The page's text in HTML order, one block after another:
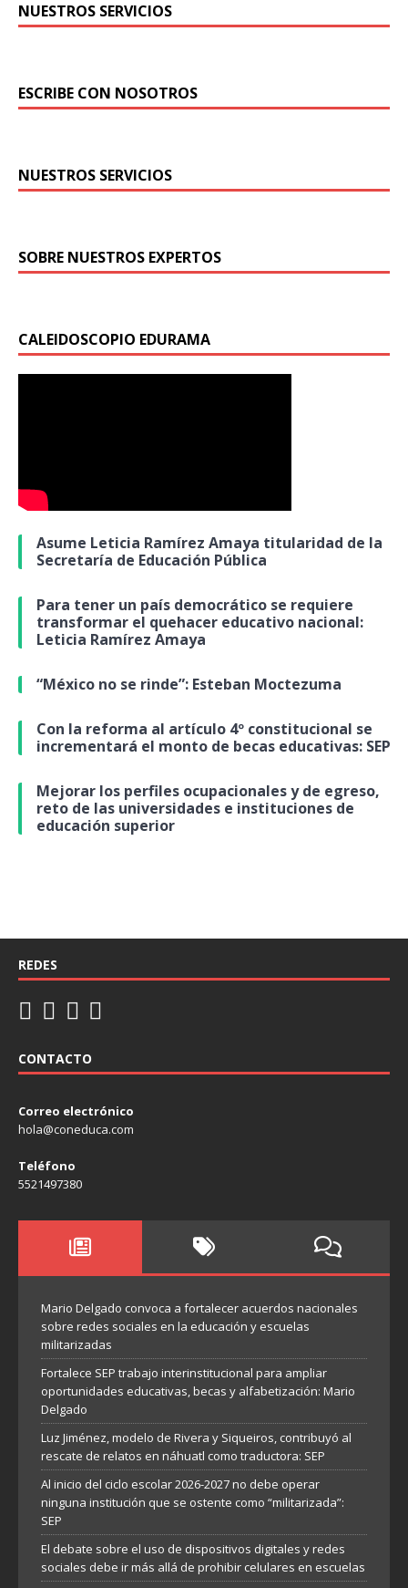
NUESTROS SERVICIOS
ESCRIBE CON NOSOTROS
NUESTROS SERVICIOS
SOBRE NUESTROS EXPERTOS
CALEIDOSCOPIO EDURAMA
Asume Leticia Ramírez Amaya titularidad de la
Secretaría de Educación Pública
Para tener un país democrático se requiere
transformar el quehacer educativo nacional:
Leticia Ramírez Amaya
“México no se rinde”: Esteban Moctezuma
Con la reforma al artículo 4º constitucional se
incrementará el monto de becas educativas: SEP
Mejorar los perfiles ocupacionales y de egreso,
reto de las universidades e instituciones de
educación superior
REDES
CONTACTO
Correo electrónico
hola@coneduca.com
Teléfono
5521497380
Mario Delgado convoca a fortalecer acuerdos nacionales
sobre redes sociales en la educación y escuelas
militarizadas
Fortalece SEP trabajo interinstitucional para ampliar
oportunidades educativas, becas y alfabetización: Mario
Delgado
Luz Jiménez, modelo de Rivera y Siqueiros, contribuyó al
rescate de relatos en náhuatl como traductora: SEP
Al inicio del ciclo escolar 2026-2027 no debe operar
ninguna institución que se ostente como “militarizada”:
SEP
El debate sobre el uso de dispositivos digitales y redes
sociales debe ir más allá de prohibir celulares en escuelas